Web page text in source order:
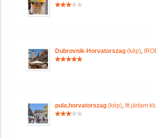
Dubrovnik-Horvatorszag (kép),
pula,horvatorszag (kép), Itt jártam